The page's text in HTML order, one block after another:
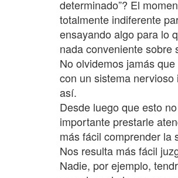
determinado”? El
totalmente indiferente
ensayando algo para lo
nada conveniente sobre
No olvidemos jamás
con un sistema
así.
Desde luego que esto
importante prestarle
más fácil comprender la
Nos resulta más fácil
Nadie, por ejemplo,